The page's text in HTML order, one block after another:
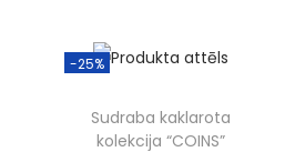
-25%
Sudraba kaklarota
kolekcija “COINS”